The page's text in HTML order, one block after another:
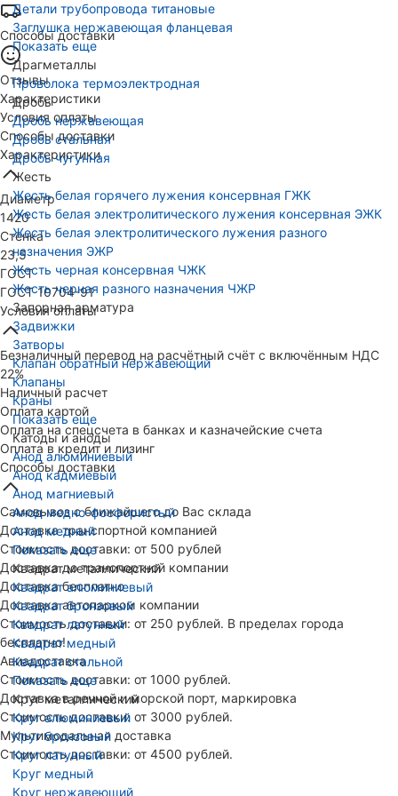
Детали трубопровода титановые
Заглушка нержавеющая фланцевая
Показать еще
Драгметаллы
Проволока термоэлектродная
Дробь
Дробь нержавеющая
Дробь стальная
Дробь чугунная
Жесть
Жесть белая горячего лужения консервная ГЖК
Жесть белая электролитического лужения консервная ЭЖК
Жесть белая электролитического лужения разного
назначения ЭЖР
Жесть черная консервная ЧЖК
Жесть черная разного назначения ЧЖР
Запорная арматура
Задвижки
Затворы
Клапан обратный нержавеющий
Клапаны
Краны
Показать еще
Катоды и аноды
Анод алюминиевый
Анод кадмиевый
Анод магниевый
Анод медно-фосфористый
Анод медный
Показать еще
Квадрат металлический
Квадрат алюминиевый
Квадрат бронзовый
Квадрат латунный
Квадрат медный
Квадрат стальной
Показать еще
Круг металлический
Круг алюминиевый
Круг бронзовый
Круг латунный
Круг медный
Круг нержавеющий
Способы доставки
Отзывы
Характеристики
Условия оплаты
Способы доставки
Характеристики
Диаметр
1420
Стенка
23,5
ГОСТ
ГОСТ 10704-91
Условия оплаты
Безналичный перевод на расчётный счёт с включённым НДС
22%
Наличный расчет
Оплата картой
Оплата на спецсчета в банках и казначейские счета
Оплата в кредит и лизинг
Способы доставки
Самовывоз с ближайшего до Вас склада
Доставка транспортной компанией
Стоимость доставки: от 500 рублей
Доставка до транспортной компании
Доставка бесплатно
Доставка автопарком компании
Стоимость доставки: от 250 рублей. В пределах города
бесплатно!
Авиадоставка
Стоимость доставки: от 1000 рублей.
Доставка в речной и морской порт, маркировка
Стоимость доставки: от 3000 рублей.
Мультимодальная доставка
Стоимость доставки: от 4500 рублей.